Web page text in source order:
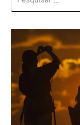
POR: